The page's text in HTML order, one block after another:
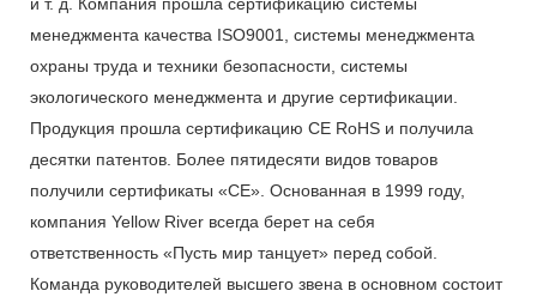
менеджмента качества ISO9001, системы менеджмента
охраны труда и техники безопасности, системы
экологического менеджмента и другие сертификации.
Продукция прошла сертификацию CE RoHS и получила
десятки патентов. Более пятидесяти видов товаров
получили сертификаты «CE». Основанная в 1999 году,
компания Yellow River всегда берет на себя
ответственность «Пусть мир танцует» перед собой.
Команда руководителей высшего звена в основном состоит